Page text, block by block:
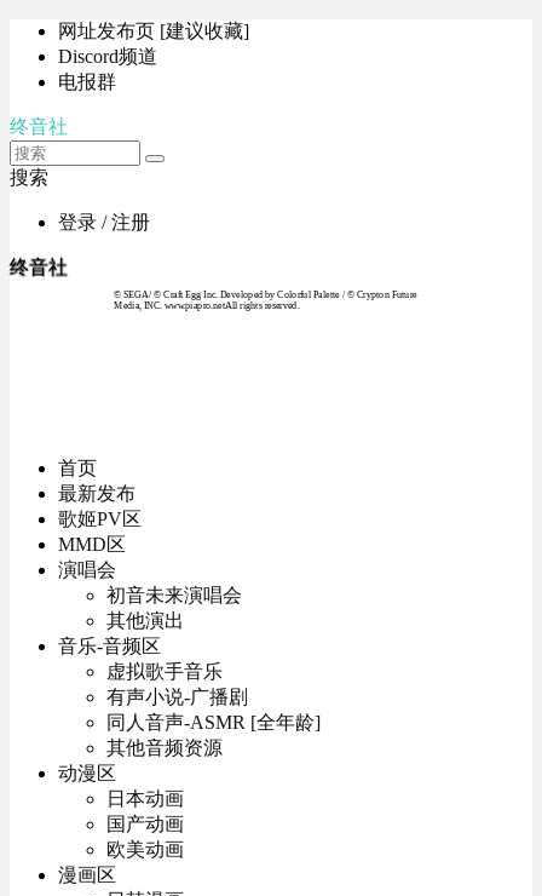
网址发布页 [建议收藏]
Discord频道
电报群
终音社
搜索
登录 / 注册
终音社
© SEGA / © Craft Egg Inc. Developed by Colorful Palette / © Crypton Future
Media, INC. www.piapro.netAll rights reserved.
首页
最新发布
歌姬PV区
MMD区
演唱会
初音未来演唱会
其他演出
音乐-音频区
虚拟歌手音乐
有声小说-广播剧
同人音声-ASMR [全年龄]
其他音频资源
动漫区
日本动画
国产动画
欧美动画
漫画区